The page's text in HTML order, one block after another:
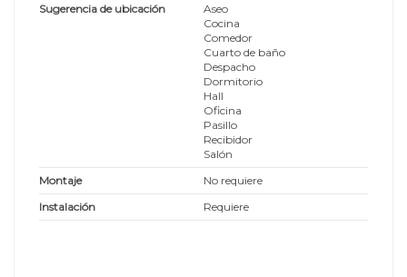
Sugerencia de ubicación
Aseo
Cocina
Comedor
Cuarto de baño
Despacho
Dormitorio
Hall
Oficina
Pasillo
Recibidor
Salón
Montaje
No requiere
Instalación
Requiere